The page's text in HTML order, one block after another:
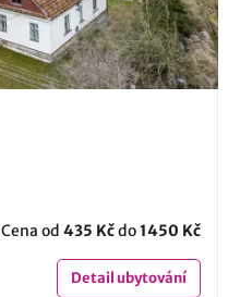
Cena od 435 Kčdo1450 Kč
Detailubytování